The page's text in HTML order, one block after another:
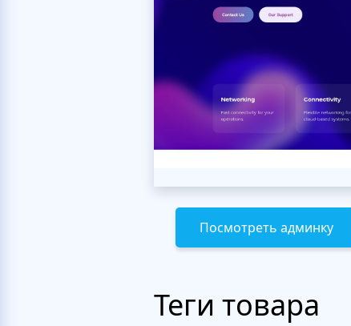
Посмотреть админку
Теги товара